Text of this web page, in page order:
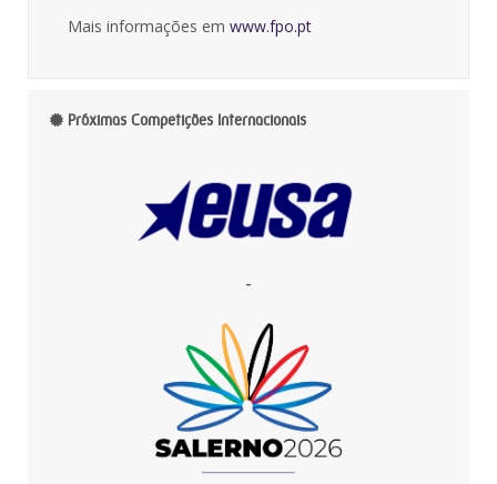
Mais informações em www.fpo.pt
Próximas Competições Internacionais
-